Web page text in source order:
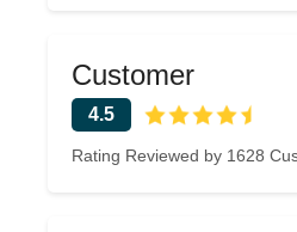
Customer
4.5
Rating Reviewed by 1628